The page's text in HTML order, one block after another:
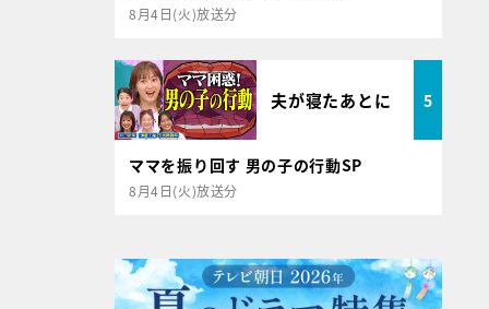
8月4日(火)放送分
夫が寝たあとに 5
ママを振り回す 男の子の行動SP
8月4日(火)放送分